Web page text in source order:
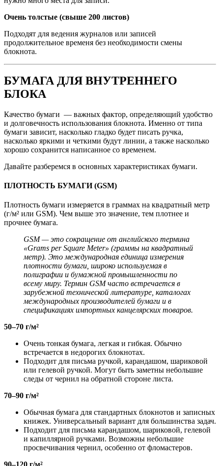
Очень толстые (свыше 200 листов)
Подходят для ведения журналов или записей
продолжительное временя без необходимости смены
блокнота.
БУМАГА ДЛЯ ВНУТРЕННЕГО
БЛОКА
Качество бумаги — важных фактор, определяющий удобство
и долговечность использования блокнота. Именно от типа
бумаги зависит, насколько гладко будет писать ручка,
насколько яркими и четкими будут линии, а также насколько
хорошо сохранится написанное со временем.
Давайте разберемся в основных характеристиках бумаги.
ПЛОТНОСТЬ БУМАГИ (GSM)
Плотность бумаги измеряется в граммах на квадратный метр
(г/м² или GSM). Чем выше это значение, тем плотнее и
прочнее бумага.
GSM — это сокращение от английского термина
«Grams per Square Meter» (граммы на квадратный
метр). Это международная единица измерения
плотности бумаги, широко используемая в
полиграфии и бумажной промышленности по
всему миру. Термин GSM часто встречается в
зарубежной технической литературе, каталогах
международных производителей бумаги и в
спецификациях импортных канцелярских товаров.
50–70 г/м²
Очень тонкая бумага, легкая и гибкая. Обычно
встречается в недорогих блокнотах.
Подходит для письма ручкой, карандашом, шариковой
или гелевой ручкой. Могут быть заметны небольшие
следы от чернил на обратной стороне листа.
70–90 г/м²
Обычная бумага для стандартных блокнотов и записных
книжек. Универсальный вариант для большинства задач.
Подходит для письма карандашом, шариковой, гелевой
и капиллярной ручками. Возможны небольшие
просвечивания чернил, особенно от фломастеров.